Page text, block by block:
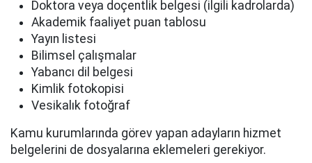
Doktora veya doçentlik belgesi (ilgili kadrolarda)
Akademik faaliyet puan tablosu
Yayın listesi
Bilimsel çalışmalar
Yabancı dil belgesi
Kimlik fotokopisi
Vesikalık fotoğraf
Kamu kurumlarında görev yapan adayların hizmet
belgelerini de dosyalarına eklemeleri gerekiyor.